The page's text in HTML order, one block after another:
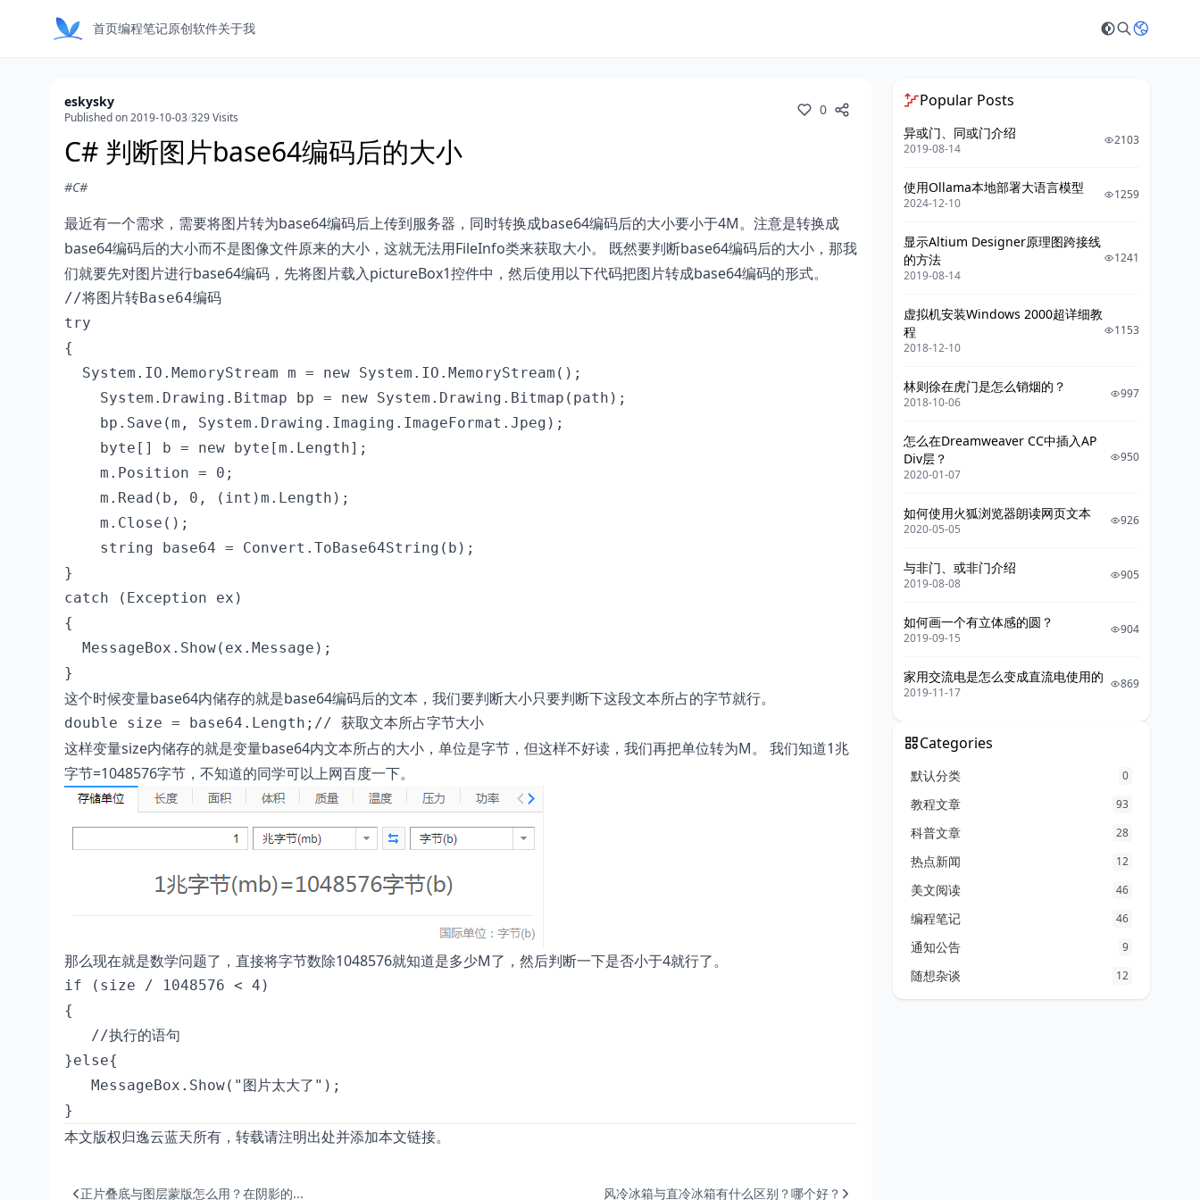
首页编程笔记原创软件关于我
eskysky
Published on 2019-10-03/329 Visits 0
C# 判断图片base64编码后的大小
#C#
最近有一个需求，需要将图片转为base64编码后上传到服务器，同时转换成base64编码后的大小要小于4M。注意是转换成
base64编码后的大小而不是图像文件原来的大小，这就无法用FileInfo类来获取大小。 既然要判断base64编码后的大小，那我
们就要先对图片进行base64编码，先将图片载入pictureBox1控件中，然后使用以下代码把图片转成base64编码的形式。
//将图片转Base64编码
try
{
  System.IO.MemoryStream m = new System.IO.MemoryStream();
    System.Drawing.Bitmap bp = new System.Drawing.Bitmap(path);
    bp.Save(m, System.Drawing.Imaging.ImageFormat.Jpeg);
    byte[] b = new byte[m.Length];
    m.Position = 0;
    m.Read(b, 0, (int)m.Length);
    m.Close();
    string base64 = Convert.ToBase64String(b);
}
catch (Exception ex)
{
  MessageBox.Show(ex.Message);
}
这个时候变量base64内储存的就是base64编码后的文本，我们要判断大小只要判断下这段文本所占的字节就行。
double size = base64.Length;// 获取文本所占字节大小
这样变量size内储存的就是变量base64内文本所占的大小，单位是字节，但这样不好读，我们再把单位转为M。 我们知道1兆
字节=1048576字节，不知道的同学可以上网百度一下。
那么现在就是数学问题了，直接将字节数除1048576就知道是多少M了，然后判断一下是否小于4就行了。
if (size / 1048576 < 4)
{
   //执行的语句
}else{
   MessageBox.Show("图片太大了");
}
本文版权归逸云蓝天所有，转载请注明出处并添加本文链接。
正片叠底与图层蒙版怎么用？在阴影的... 风冷冰箱与直冷冰箱有什么区别？哪个好？
Popular Posts
异或门、同或门介绍
2019-08-14
2103
使用Ollama本地部署大语言模型
2024-12-10
1259
显示Altium Designer原理图跨接线
的方法
2019-08-14
1241
虚拟机安装Windows 2000超详细教
程
2018-12-10
1153
林则徐在虎门是怎么销烟的？
2018-10-06
997
怎么在Dreamweaver CC中插入AP
Div层？
2020-01-07
950
如何使用火狐浏览器朗读网页文本
2020-05-05
926
与非门、或非门介绍
2019-08-08
905
如何画一个有立体感的圆？
2019-09-15
904
家用交流电是怎么变成直流电使用的
2019-11-17
869
Categories
默认分类 0
教程文章 93
科普文章 28
热点新闻 12
美文阅读 46
编程笔记 46
通知公告 9
随想杂谈 12